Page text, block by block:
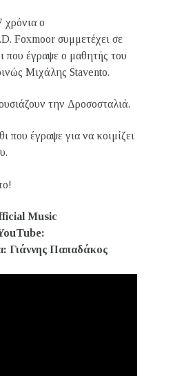
ο
Foxmoor συμμετέχει σε
που έγραψε ο μαθητής του
Μιχάλης Stavento.
την Δροσοσταλιά.
που έγραψε για να κοιμίζει
Music
Γιάννης Παπαδάκος